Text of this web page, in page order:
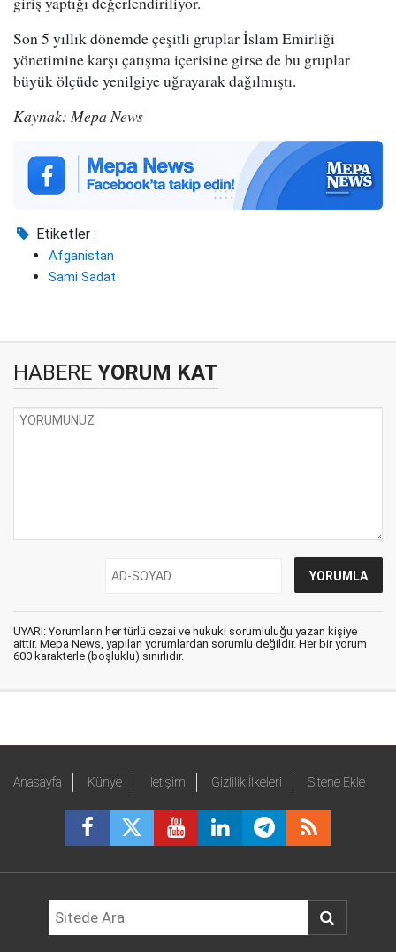
Son 5 yıllık dönemde çeşitli gruplar İslam Emirliği
yönetimine karşı çatışma içerisine girse de bu gruplar
büyük ölçüde yenilgiye uğrayarak dağılmıştı.
Kaynak: Mepa News
Etiketler :
Afganistan
Sami Sadat
HABERE YORUM KAT
UYARI: Yorumların her türlü cezai ve hukuki sorumluluğu yazan kişiye
aittir. Mepa News, yapılan yorumlardan sorumlu değildir. Her bir yorum
600 karakterle (boşluklu) sınırlıdır.
Anasayfa Künye İletişim Gizlilik İlkeleri Sitene Ekle